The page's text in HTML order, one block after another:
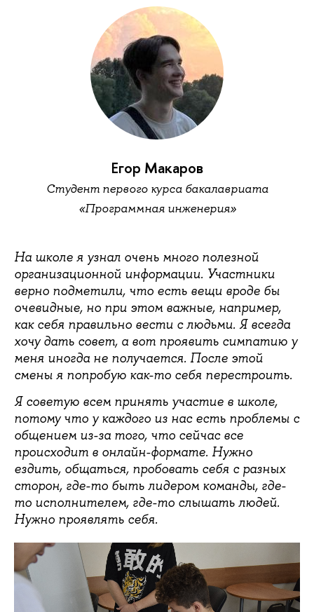
Егор Макаров
Студент первого курса бакалавриата
«Программная инженерия»
На школе я узнал очень много полезной
организационной информации. Участники
верно подметили, что есть вещи вроде бы
очевидные, но при этом важные, например,
как себя правильно вести с людьми. Я всегда
хочу дать совет, а вот проявить симпатию у
меня иногда не получается. После этой
смены я попробую как-то себя перестроить.
Я советую всем принять участие в школе,
потому что у каждого из нас есть проблемы с
общением из-за того, что сейчас все
происходит в онлайн-формате. Нужно
ездить, общаться, пробовать себя с разных
сторон, где-то быть лидером команды, где-
то исполнителем, где-то слышать людей.
Нужно проявлять себя.